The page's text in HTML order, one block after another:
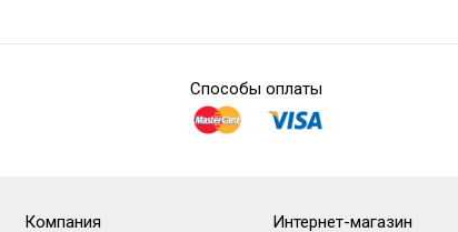
Способы оплаты
Компания Интернет-магазин